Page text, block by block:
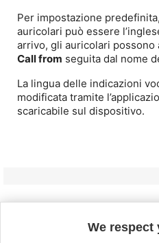
Per impostazione
auricolari può essere
arrivo, gli auricolari possono
Call from seguita dal nome
La lingua delle indicazioni
modificata tramite
scaricabile sul dispositivo.
We respect